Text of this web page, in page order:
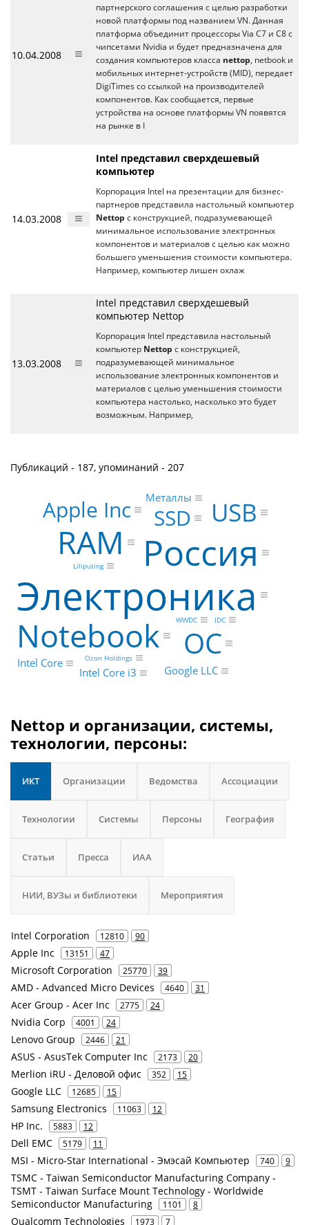
10.04.2008
партнерского соглашения с целью разработки
новой платформы под названием VN. Данная
платформа объединит процессоры Via C7 и C8 с
чипсетами Nvidia и будет предназначена для
создания компьютеров класса nettop, netbook и
мобильных интернет-устройств (MID), передает
DigiTimes со ссылкой на производителей
компонентов. Как сообщается, первые
устройства на основе платформы VN появятся
на рынке в I
14.03.2008
Intel представил сверхдешевый
компьютер
Корпорация Intel на презентации для бизнес-
партнеров представила настольный компьютер
Nettop с конструкцией, подразумевающей
минимальное использование электронных
компонентов и материалов с целью как можно
большего уменьшения стоимости компьютера.
Например, компьютер лишен охлаж
13.03.2008
Intel представил сверхдешевый
компьютер Nettop
Корпорация Intel представила настольный
компьютер Nettop с конструкцией,
подразумевающей минимальное
использование электронных компонентов и
материалов с целью уменьшения стоимости
компьютера настолько, насколько это будет
возможным. Например,
Публикаций - 187, упоминаний - 207
Электроника
Россия
Notebook
RAM
ОС
USB
SSD
Apple Inc
Intel Core
Intel Core i3 Google LLC
Металлы
WWDC
Liliputing
IDC
Ozon Holdings
Nettop и организации, системы,
технологии, персоны:
ИКТ Организации Ведомства Ассоциации
Технологии Системы Персоны География
Статьи Пресса ИАА
НИИ, ВУЗы и библиотеки Мероприятия
Intel Corporation 12810 90
Apple Inc 13151 47
Microsoft Corporation 25770 39
AMD - Advanced Micro Devices 4640 31
Acer Group - Acer Inc 2775 24
Nvidia Corp 4001 24
Lenovo Group 2446 21
ASUS - AsusTek Computer Inc 2173 20
Merlion iRU - Деловой офис 352 15
Google LLC 12685 15
Samsung Electronics 11063 12
HP Inc. 5883 12
Dell EMC 5179 11
MSI - Micro-Star International - Эмэсай Компьютер 740 9
TSMC - Taiwan Semiconductor Manufacturing Company -
TSMT - Taiwan Surface Mount Technology - Worldwide
Semiconductor Manufacturing
1101 8
Qualcomm Technologies 1973 7